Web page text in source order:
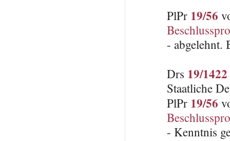
PlPr 19/56
- abgelehnt.
Drs 19/1422
Staatliche
PlPr 19/56
- Kenntnis